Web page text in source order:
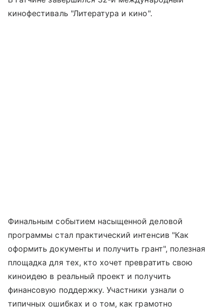
кинофестиваль "Литература и кино".
Финальным событием насыщенной деловой
программы стал практический интенсив "Как
оформить документы и получить грант", полезная
площадка для тех, кто хочет превратить свою
киноидею в реальный проект и получить
финансовую поддержку. Участники узнали о
типичных ошибках и о том, как грамотно